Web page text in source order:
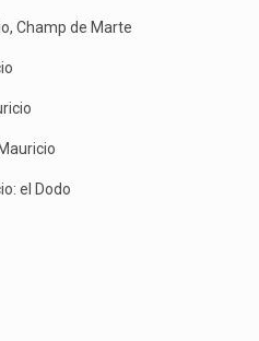
Champ de Marte
el Dodo